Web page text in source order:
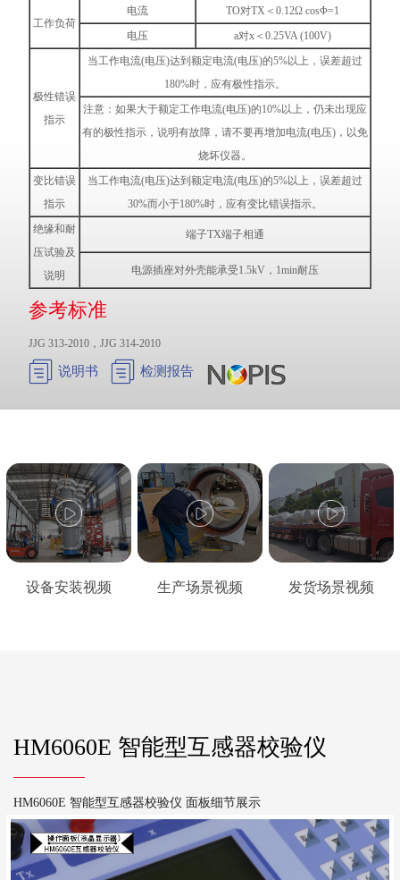
工作负荷
电流
TO对TX＜0.12Ω cosΦ=1
电压
a对x＜0.25VA (100V)
极性错误
指示
当工作电流(电压)达到额定电流(电压)的5%以上，误差超过
180%时，应有极性指示。
注意：如果大于额定工作电流(电压)的10%以上，仍未出现应
有的极性指示，说明有故障，请不要再增加电流(电压)，以免
烧坏仪器。
变比错误
指示
当工作电流(电压)达到额定电流(电压)的5%以上，误差超过
30%而小于180%时，应有变比错误指示。
绝缘和耐
压试验及
说明
端子TX端子相通
电源插座对外壳能承受1.5kV，1min耐压
参考标准
JJG 313-2010，JJG 314-2010
 说明书  检测报告
设备安装视频 生产场景视频 发货场景视频
HM6060E 智能型互感器校验仪
HM6060E 智能型互感器校验仪 面板细节展示